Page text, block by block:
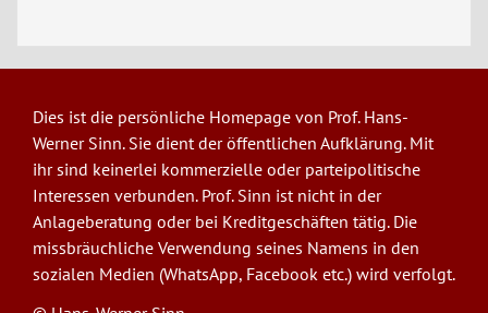
Dies ist die persönliche Homepage von Prof. Hans-
Werner Sinn. Sie dient der öffentlichen Aufklärung. Mit
ihr sind keinerlei kommerzielle oder parteipolitische
Interessen verbunden. Prof. Sinn ist nicht in der
Anlageberatung oder bei Kreditgeschäften tätig. Die
missbräuchliche Verwendung seines Namens in den
sozialen Medien (WhatsApp, Facebook etc.) wird verfolgt.